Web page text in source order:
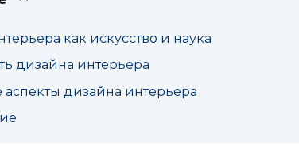
как искусство и наука
дизайна интерьера
дизайна интерьера